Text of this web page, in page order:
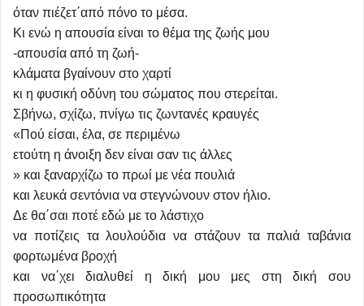
όταν πιέζετ΄από πόνο το μέσα.
Κι ενώ η απουσία είναι το θέμα της ζωής μου
-απουσία από τη ζωή-
κλάματα βγαίνουν στο χαρτί
κι η φυσική οδύνη του σώματος που στερείται.
Σβήνω, σχίζω, πνίγω τις ζωντανές κραυγές
«Πού είσαι, έλα, σε περιμένω
ετούτη η άνοιξη δεν είναι σαν τις άλλες
» και ξαναρχίζω το πρωί με νέα πουλιά
και λευκά σεντόνια να στεγνώνουν στον ήλιο.
Δε θα΄σαι ποτέ εδώ με το λάστιχο
να ποτίζεις τα λουλούδια να στάζουν τα παλιά ταβάνια
φορτωμένα βροχή
και να΄χει διαλυθεί η δική μου μες στη δική σου
προσωπικότητα